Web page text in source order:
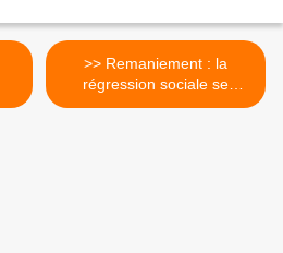
>> Remaniement : la
régression sociale se
poursuivra ! >